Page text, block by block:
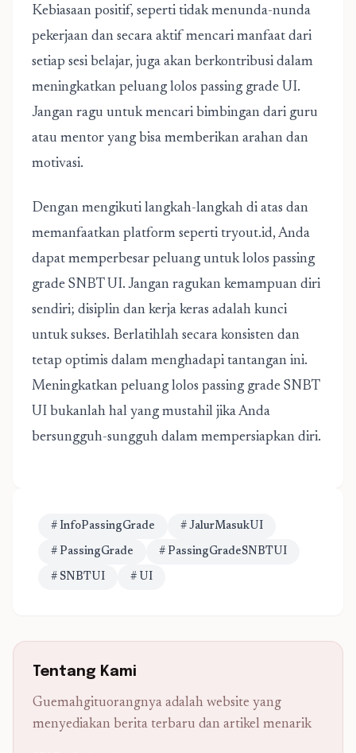
Kebiasaan positif, seperti tidak menunda-nunda
pekerjaan dan secara aktif mencari manfaat dari
setiap sesi belajar, juga akan berkontribusi dalam
meningkatkan peluang lolos passing grade UI.
Jangan ragu untuk mencari bimbingan dari guru
atau mentor yang bisa memberikan arahan dan
motivasi.
Dengan mengikuti langkah-langkah di atas dan
memanfaatkan platform seperti tryout.id, Anda
dapat memperbesar peluang untuk lolos passing
grade SNBT UI. Jangan ragukan kemampuan diri
sendiri; disiplin dan kerja keras adalah kunci
untuk sukses. Berlatihlah secara konsisten dan
tetap optimis dalam menghadapi tantangan ini.
Meningkatkan peluang lolos passing grade SNBT
UI bukanlah hal yang mustahil jika Anda
bersungguh-sungguh dalam mempersiapkan diri.
# InfoPassingGrade # JalurMasukUI
# PassingGrade # PassingGradeSNBTUI
# SNBTUI # UI
Tentang Kami
Guemahgituorangnya adalah website yang
menyediakan berita terbaru dan artikel menarik